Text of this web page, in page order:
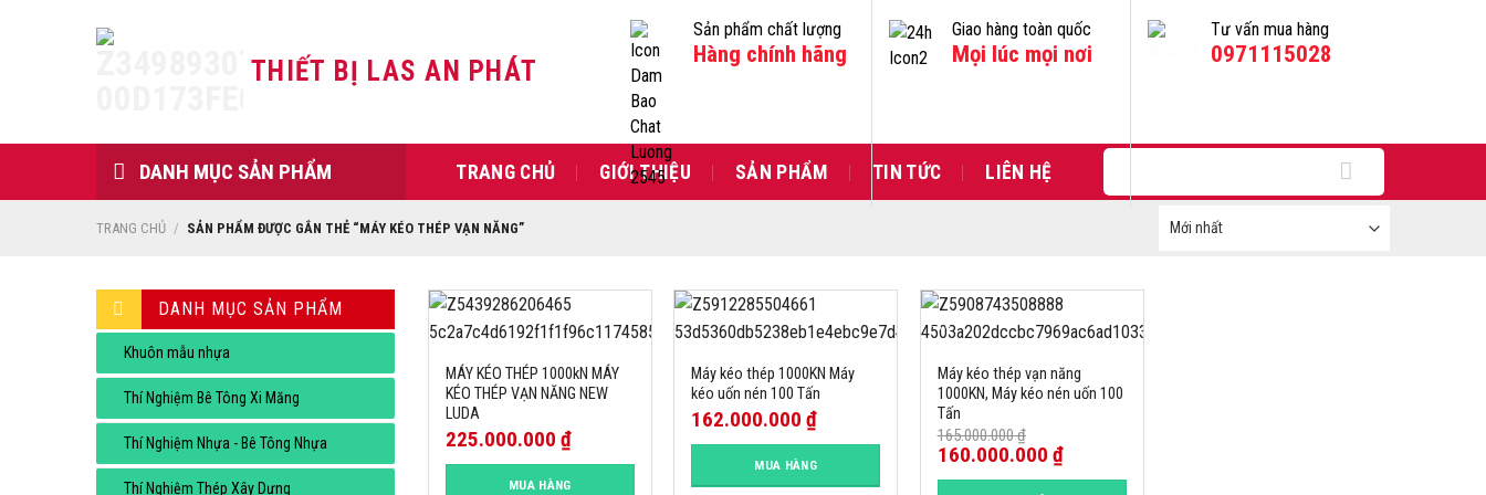
THIẾT BỊ LAS AN PHÁT
Sản phẩm chất lượng
Hàng chính hãng
Giao hàng toàn quốc
Mọi lúc mọi nơi
Tư vấn mua hàng
0971115028
DANH MỤC SẢN PHẨM TRANG CHỦ GIỚI THIỆU SẢN PHẨM TIN TỨC LIÊN HỆ
kiếm:
TRANG CHỦ / SẢN PHẨM ĐƯỢC GẮN THẺ “MÁY KÉO THÉP VẠN NĂNG”
DANH MỤC SẢN PHẨM
Khuôn mẫu nhựa
Thí Nghiệm Bê Tông Xi Măng
Thí Nghiệm Nhựa - Bê Tông Nhựa
Thí Nghiệm Thép Xây Dựng
MÁY KÉO THÉP 1000kN MÁY
KÉO THÉP VẠN NĂNG NEW
LUDA
225.000.000 ₫
MUA HÀNG
Máy kéo thép 1000KN Máy
kéo uốn nén 100 Tấn
162.000.000₫
MUA HÀNG
-3%
Máy kéo thép vạn năng
1000KN, Máy kéo nén uốn 100
Tấn
165.000.000₫
160.000.000 ₫